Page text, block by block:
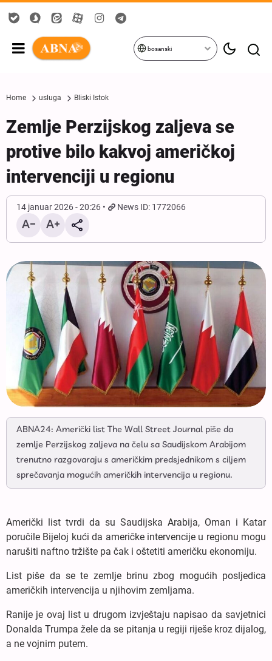
bosanski
Home usluga Bliski Istok
Zemlje Perzijskog zaljeva se
protive bilo kakvoj američkoj
intervenciji u regionu
14 januar 2026 - 20:26 News ID: 1772066
ABNA24: Američki list The Wall Street Journal piše da
zemlje Perzijskog zaljeva na čelu sa Saudijskom Arabijom
trenutno razgovaraju s američkim predsjednikom s ciljem
sprečavanja mogućih američkih intervencija u regionu.
Američki list tvrdi da su Saudijska Arabija, Oman i Katar
poručile Bijeloj kući da američke intervencije u regionu mogu
narušiti naftno tržište pa čak i oštetiti američku ekonomiju.
List piše da se te zemlje brinu zbog mogućih posljedica
američkih intervencija u njihovim zemljama.
Ranije je ovaj list u drugom izvještaju napisao da savjetnici
Donalda Trumpa žele da se pitanja u regiji riješe kroz dijalog,
a ne vojnim putem.